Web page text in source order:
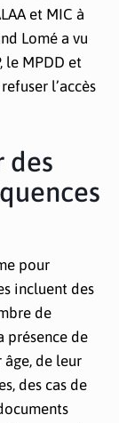
et MIC à
Lomé a vu
le MPDD et
l’accès
des
pour
incluent des
de
présence de
de leur
des cas de